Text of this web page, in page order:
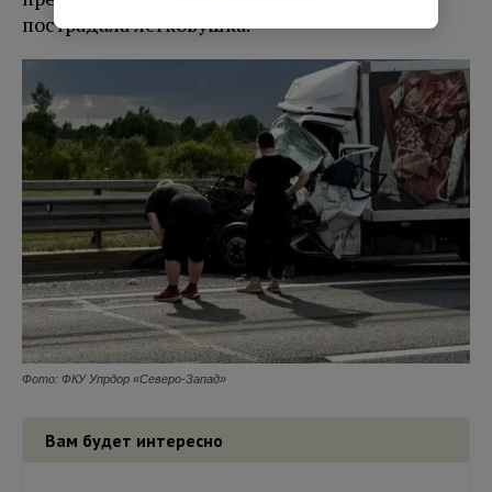
пострадала легковушка.
Фото: ФКУ Упрдор «Северо-Запад»
Вам будет интересно